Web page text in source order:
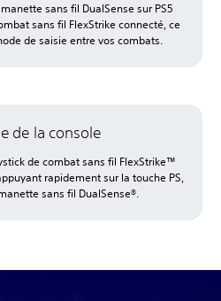
sans fil DualSense sur PS5
sans fil FlexStrike connecté, ce
de saisie entre vos combats.
de la console
de combat sans fil FlexStrike™
rapidement sur la touche PS,
sans fil DualSense®.